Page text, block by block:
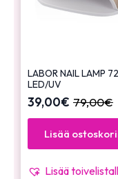
LABOR NAIL LAMP
LED/UV
79,00€
39,00€
Lisää
Lisää